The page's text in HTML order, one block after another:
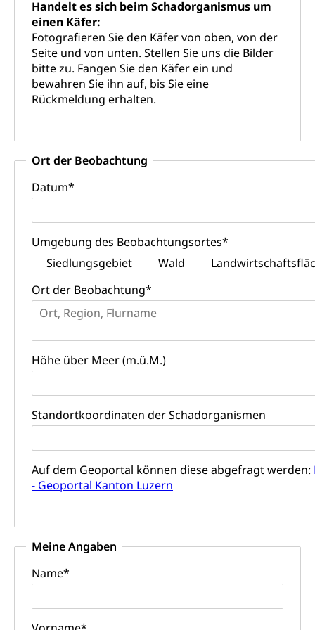
Handelt es sich beim Schadorganismus um
einen Käfer:
Fotografieren Sie den Käfer von oben, von der
Seite und von unten. Stellen Sie uns die Bilder
bitte zu. Fangen Sie den Käfer ein und
bewahren Sie ihn auf, bis Sie eine
Rückmeldung erhalten.
Ort der Beobachtung
Datum*
Umgebung des Beobachtungsortes*
Siedlungsgebiet
Wald
Ort der Beobachtung*
Höhe über Meer (m.ü.M.)
Standortkoordinaten der Schadorganismen
Auf dem Geoportal können diese abgefragt werden:
- Geoportal Kanton Luzern
Meine Angaben
Name*
Angebote für Schulklassen
Zentralschweizer Filmförderung
Mobilität
Schiene und öffentlicher Verkehr
Schienenverkehr, Zugverkehr, Bahnverkehr,
Transportmittel, öffentlicher Verkehr
Öffentlicher Verkehr Luzern Mobil
Schiffsverkehr, Binnenschifffahrt, Seeschifffahrt,
Flussschifffahrt
Schifffahrt (Strassenverkehrsamt)
Strasse
Autoverkehr, Lastwagenverkehr, Schwerverkehr,
Langsamverkehr, Transportmittel, Auto, Motorrad,
Individualverkehr
zentras (Betrieb und Unterhalt LU, OW, NW,
ZG)
Verkehr und Infrastruktur vif
Persönliches
Zivilstand
Zivilstandswesen
Adoption
Sorge
Niederlassungsbewilligung, Aufenthalt,
Niederlassung, Wohnsitz
Ausweise und Bescheinigungen
Jagdausweis, Fischereiausweis
Einbürgerung